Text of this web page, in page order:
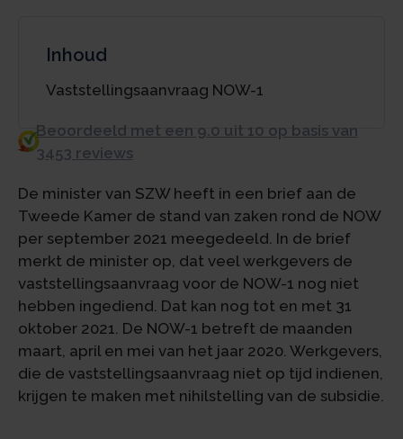
Inhoud
Vaststellingsaanvraag NOW-1
Beoordeeld met een 9.0 uit 10 op basis van
3453 reviews
De minister van SZW heeft in een brief aan de
Tweede Kamer de stand van zaken rond de NOW
per september 2021 meegedeeld. In de brief
merkt de minister op, dat veel werkgevers de
vaststellingsaanvraag voor de NOW-1 nog niet
hebben ingediend. Dat kan nog tot en met 31
oktober 2021. De NOW-1 betreft de maanden
maart, april en mei van het jaar 2020. Werkgevers,
die de vaststellingsaanvraag niet op tijd indienen,
krijgen te maken met nihilstelling van de subsidie.